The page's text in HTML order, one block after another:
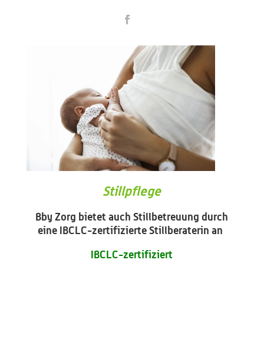
Stillpflege
Bby Zorg bietet auch Stillbetreuung durch
eine IBCLC-zertifizierte Stillberaterin an
IBCLC-zertifiziert